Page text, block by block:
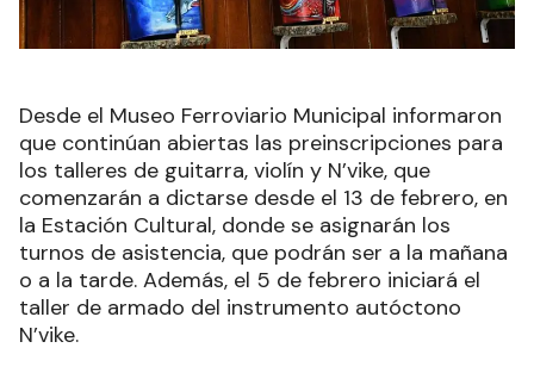
Desde el Museo Ferroviario Municipal informaron
que continúan abiertas las preinscripciones para
los talleres de guitarra, violín y N’vike, que
comenzarán a dictarse desde el 13 de febrero, en
la Estación Cultural, donde se asignarán los
turnos de asistencia, que podrán ser a la mañana
o a la tarde. Además, el 5 de febrero iniciará el
taller de armado del instrumento autóctono
N’vike.